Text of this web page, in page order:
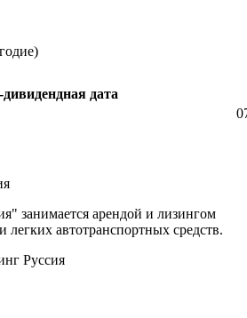
дата
занимается арендой и лизингом
легких автотранспортных средств.
Руссия